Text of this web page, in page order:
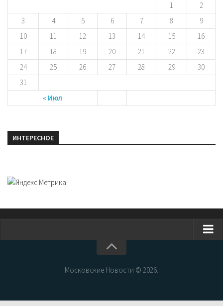
« Июл
1
2
3
4 5 6 7 8
9
10
11 12 13 14 15
16
17
18 19 20 21 22
23
24
25 26 27 28 29
30
31
ИНТЕРЕСНОЕ
Новости МосквыМосковские Новости © 2026.